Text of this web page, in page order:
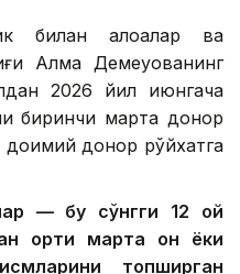
билан алоқалар ва
Алма Демеуованинг
2026 йил июнгача
биринчи марта донор
доимий донор рўйхатга
— бу сўнгги 12 ой
ортиқ марта қон ёки
топширган